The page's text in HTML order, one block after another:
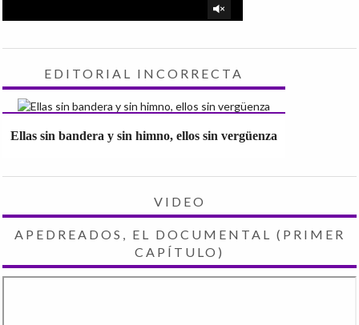
EDITORIAL INCORRECTA
Ellas sin bandera y sin himno, ellos sin vergüenza
VIDEO
APEDREADOS, EL DOCUMENTAL (PRIMER
CAPÍTULO)